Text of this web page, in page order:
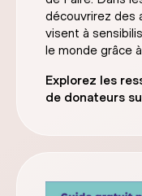
découvrirez des
visent à
le monde grâce
Explorez les
de donateurs